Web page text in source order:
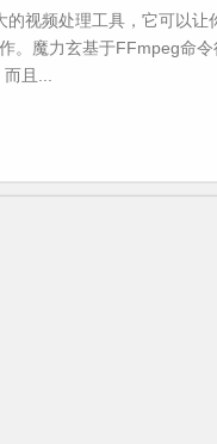
视频处理工具，它可以让
。魔力玄基于FFmpeg命
且...